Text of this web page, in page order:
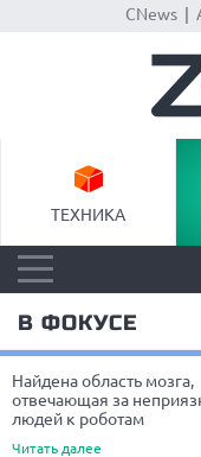
CNews|
ТЕХНИКА
В ФОКУСЕ
Найдена область мозга,
отвечающая за
людей к роботам
Читать далее